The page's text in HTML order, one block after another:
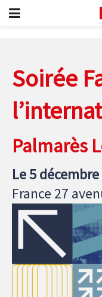
Soirée
Palmarès
Le 5
France 27